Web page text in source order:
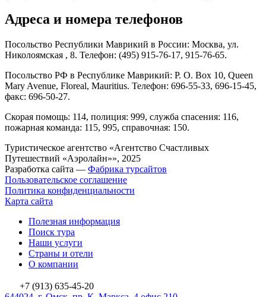
Адреса и номера телефонов
Посольство Республики Маврикий в России: Москва, ул.
Николоямская , 8. Телефон: (495) 915-76-17, 915-76-65.
Посольство РФ в Республике Маврикий: P. O. Box 10, Queen
Mary Avenue, Floreal, Mauritius. Телефон: 696-55-33, 696-15-45,
факс: 696-50-27.
Скорая помощь: 114, полиция: 999, служба спасения: 116,
пожарная команда: 115, 995, справочная: 150.
Туристическое агентство «Агентство Счастливых
Путешествий «Аэролайн»», 2025
Разработка сайта — Фабрика турсайтов
Пользовательское соглашение
Политика конфиденциальности
Карта сайта
Полезная информация
Поиск тура
Наши услуги
Страны и отели
О компании
+7 (913) 635-45-20